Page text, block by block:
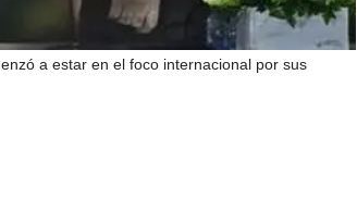
a estar en el foco internacional por sus